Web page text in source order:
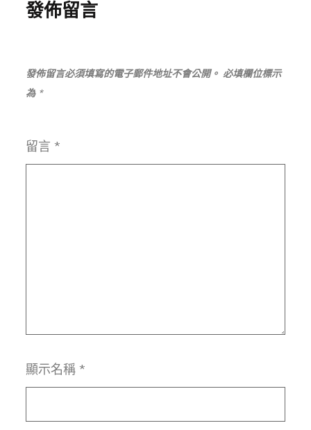
發佈留言
發佈留言必須填寫的電子郵件地址不會公開。 必填欄位標示
為 *
留言 *
顯示名稱 *